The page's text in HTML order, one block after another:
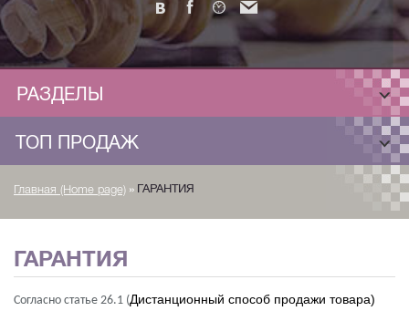
РАЗДЕЛЫ
ТОП ПРОДАЖ
Главная (Home page) » ГАРАНТИЯ
ГАРАНТИЯ
Согласно статье 26.1 (Дистанционный способ продажи товара)